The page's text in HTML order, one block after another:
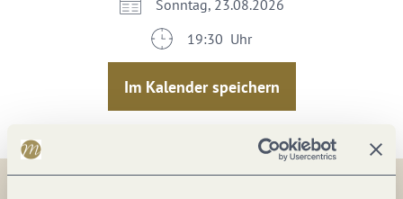
Sonntag, 23.08.2026
19:30 Uhr
Im Kalender speichern